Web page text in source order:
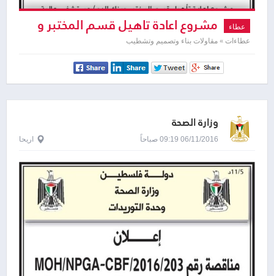
عطاء مشروع اعادة تاهيل قسم المختبر و
بنك الدم
عطاءات » مقاولات بناء وتصميم وتشطيب
وزارة الصحة
06/11/2016 09:19 صباحاً اريحا